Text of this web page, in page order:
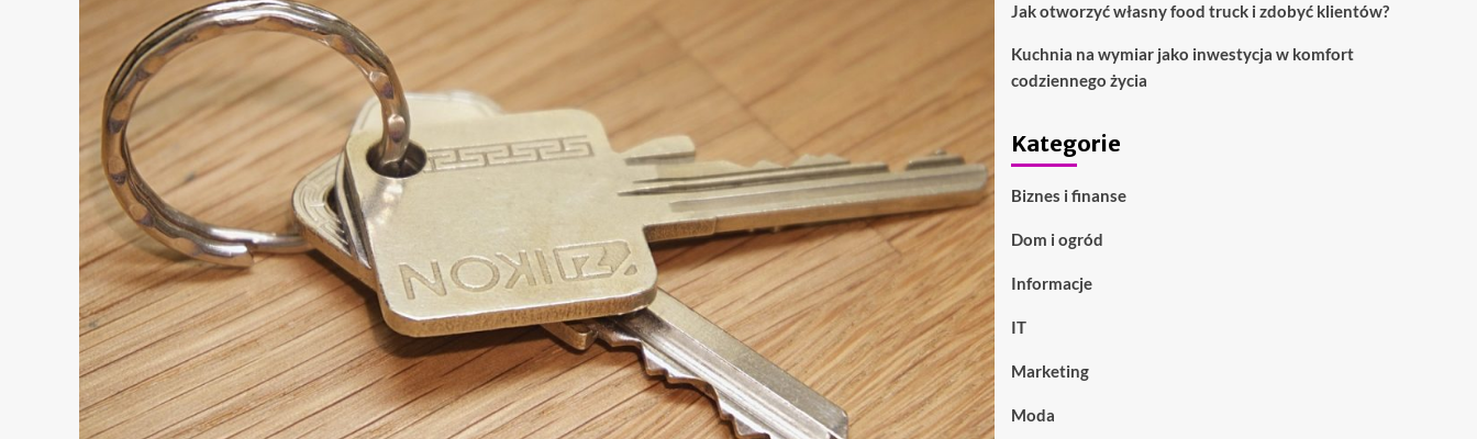
Jak otworzyć własny food truck i zdobyć klientów?
Kuchnia na wymiar jako inwestycja w komfort
codziennego życia
Kategorie
Biznes i finanse
Dom i ogród
Informacje
IT
Marketing
Moda